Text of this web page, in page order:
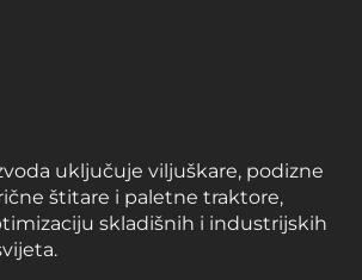
uključuje viljuškare, podizne
štitare i paletne traktore,
skladišnih i industrijskih